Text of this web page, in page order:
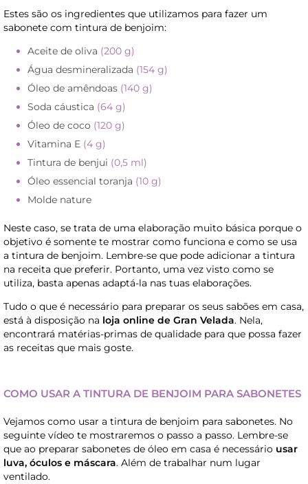
Estes são os ingredientes que utilizamos para fazer um
sabonete com tintura de benjoim:
Aceite de oliva (200 g)
Água desmineralizada (154 g)
Óleo de amêndoas (140 g)
Soda cáustica (64 g)
Óleo de coco (120 g)
Vitamina E (4 g)
Tintura de benjui (0,5 ml)
Óleo essencial toranja (10 g)
Molde nature
Neste caso, se trata de uma elaboração muito básica porque o
objetivo é somente te mostrar como funciona e como se usa
a tintura de benjoim. Lembre-se que pode adicionar a tintura
na receita que preferir. Portanto, uma vez visto como se
utiliza, basta apenas adaptá-la nas tuas elaborações.
Tudo o que é necessário para preparar os seus sabões em casa,
está à disposição na loja online de Gran Velada. Nela,
encontrará matérias-primas de qualidade para que possa fazer
as receitas que mais goste.
COMO USAR A TINTURA DE BENJOIM PARA SABONETES
Vejamos como usar a tintura de benjoim para sabonetes. No
seguinte vídeo te mostraremos o passo a passo. Lembre-se
que ao preparar sabonetes de óleo em casa é necessário usar
luva, óculos e máscara. Além de trabalhar num lugar
ventilado.